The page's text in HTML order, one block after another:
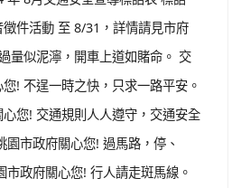
件活動 至 8/31，詳情請見市府
量似泥濘，開車上道如賭命。 交
! 不逞一時之快，只求一路平安。
您! 交通規則人人遵守，交通安全
園市政府關心您! 過馬路，停、
市政府關心您! 行人請走斑馬線。